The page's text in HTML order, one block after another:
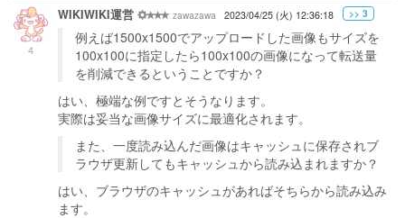
4
WIKIWIKI運営 zawazawa 2023/04/25 (火) 12:36:18 >> 3
例えば1500x1500でアップロードした画像もサイズを
100x100に指定したら100x100の画像になって転送量
を削減できるということですか？
はい、極端な例ですとそうなります。
実際は妥当な画像サイズに最適化されます。
また、一度読み込んだ画像はキャッシュに保存されブ
ラウザ更新してもキャッシュから読み込まれますか？
はい、ブラウザのキャッシュがあればそちらから読み込み
ます。